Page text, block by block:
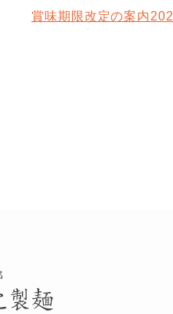
賞味期限改定の案内